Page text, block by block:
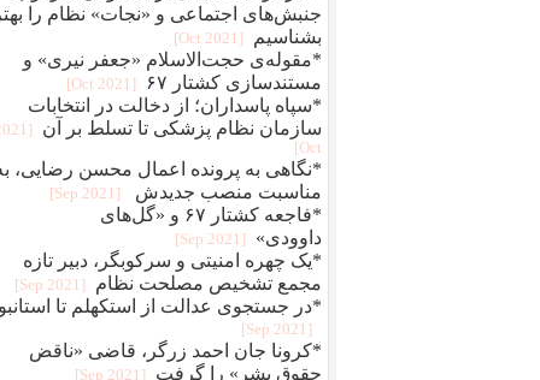
جنبش‌های اجتماعی و «نجات» نظام را
بشناسیم
[2021 Oct]
*مقوله‌ی حجت‌الاسلام «جعفر نیری» و
مستند‌سازی کشتار ۶۷
[2021 Oct]
*سپاه پاسداران؛ از دخالت در انتخابات
سازمان نظام پزشکی تا تسلط بر آن
Oct]
*نگاهی به پرونده اعمال محسن رضایی،
مناسبت منصب جدیدش
[2021 Sep]
*فاجعه کشتار ۶۷ و «گل‌های
داوودی»
[2021 Sep]
*یک چهره‌‌ امنیتی و سرکوبگر، دبیر تازه
مجمع تشخیص مصلحت نظام
[2021 Sep]
*در جستجوی عدالت از استکهلم تا
[2021 Sep]
*کرونا جان احمد زرگر، قاضی «ناقض
حقوق بشر» را گرفت
[2021 Sep]